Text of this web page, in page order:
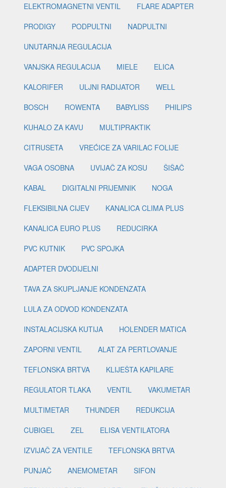
ELEKTROMAGNETNI VENTIL
FLARE ADAPTER
PRODIGY
PODPULTNI
NADPULTNI
UNUTARNJA REGULACIJA
VANJSKA REGULACIJA
MIELE
ELICA
KALORIFER
ULJNI RADIJATOR
WELL
BOSCH
ROWENTA BABYLISS
PHILIPS
KUHALO ZA KAVU
MULTIPRAKTIK
CITRUSETA
VREĆICE ZA VARILAC FOLIJE
VAGA OSOBNA
UVIJAČ ZA KOSU
ŠIŠAČ
KABAL
DIGITALNI PRIJEMNIK
NOGA
FLEKSIBILNA CIJEV
KANALICA CLIMA PLUS
KANALICA EURO PLUS
REDUCIRKA
PVC KUTNIK
PVC SPOJKA
ADAPTER DVODIJELNI
TAVA ZA SKUPLJANJE KONDENZATA
LULA ZA ODVOD KONDENZATA
INSTALACIJSKA KUTIJA
HOLENDER MATICA
ZAPORNI VENTIL
ALAT ZA PERTLOVANJE
TEFLONSKA BRTVA
KLIJEŠTA KAPILARE
REGULATOR TLAKA
VENTIL
VAKUMETAR
MULTIMETAR
THUNDER
REDUKCIJA
CUBIGEL
ZEL
ELISA VENTILATORA
IZVIJAČ ZA VENTILE
TEFLONSKA BRTVA
PUNJAČ
ANEMOMETAR
SIFON